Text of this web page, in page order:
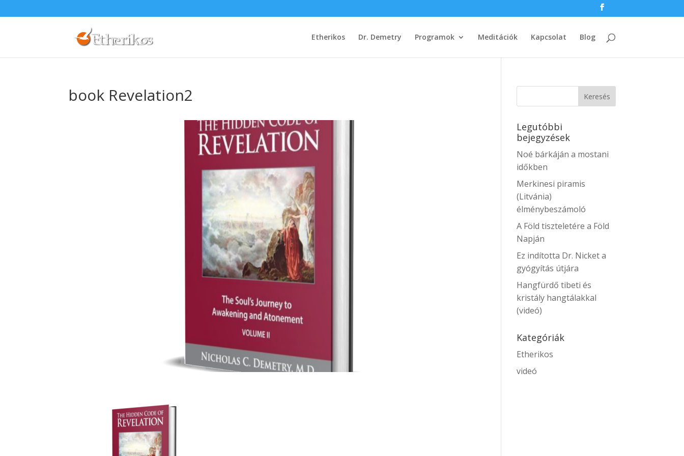
Etherikos Dr. Demetry Programok Meditációk Kapcsolat Blog
book Revelation2
Legutóbbi
bejegyzések
Noé bárkáján a mostani
időkben
Merkinesi piramis
(Litvánia)
élménybeszámoló
A Föld tiszteletére a Föld
Napján
Ez indította Dr. Nicket a
gyógyítás útjára
Hangfürdő tibeti és
kristály hangtálakkal
(videó)
Kategóriák
Etherikos
videó